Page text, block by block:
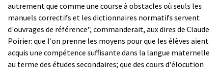
autrement que comme une course à obstacles où seuls les
manuels correctifs et les dictionnaires normatifs servent
d'ouvrages de référence", commanderait, aux dires de Claude
Poirier: que l'on prenne les moyens pour que les élèves aient
acquis une compétence suffisante dans la langue maternelle
au terme des études secondaires; que des cours d'élocution